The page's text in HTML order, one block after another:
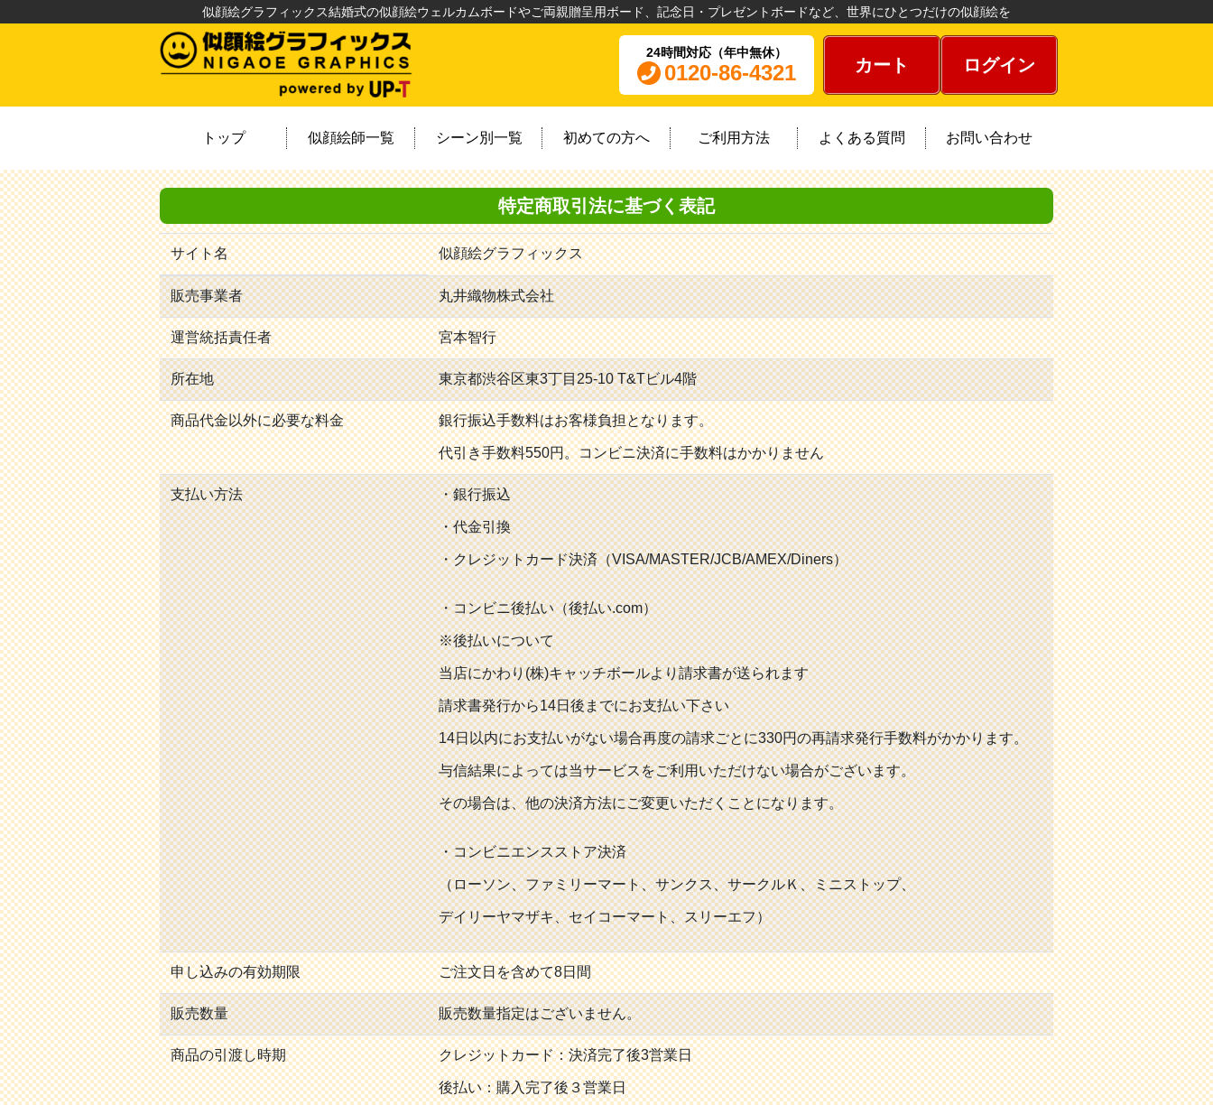
似顔絵グラフィックス結婚式の似顔絵ウェルカムボードやご両親贈呈用ボード、記念日・プレゼントボードなど、世界にひとつだけの似顔絵を
24時間対応（年中無休）
0120-86-4321 カート ログイン
トップ 似顔絵師一覧 シーン別一覧 初めての方へ ご利用方法 よくある質問 お問い合わせ
特定商取引法に基づく表記
サイト名 似顔絵グラフィックス
販売事業者 丸井織物株式会社
運営統括責任者 宮本智行
所在地 東京都渋谷区東3丁目25-10 T&Tビル4階
商品代金以外に必要な料金 銀行振込手数料はお客様負担となります。
代引き手数料550円。コンビニ決済に手数料はかかりません
支払い方法 ・銀行振込
・代金引換
・クレジットカード決済（VISA/MASTER/JCB/AMEX/Diners）
・コンビニ後払い（後払い.com）
※後払いについて
当店にかわり(株)キャッチボールより請求書が送られます
請求書発行から14日後までにお支払い下さい
14日以内にお支払いがない場合再度の請求ごとに330円の再請求発行手数料がかかります。
与信結果によっては当サービスをご利用いただけない場合がございます。
その場合は、他の決済方法にご変更いただくことになります。
・コンビニエンスストア決済
（ローソン、ファミリーマート、サンクス、サークルＫ、ミニストップ、
デイリーヤマザキ、セイコーマート、スリーエフ）
申し込みの有効期限 ご注文日を含めて8日間
販売数量 販売数量指定はございません。
商品の引渡し時期 クレジットカード：決済完了後3営業日
後払い：購入完了後３営業日